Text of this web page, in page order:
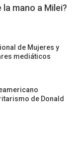
mano a Milei?
de Mujeres y
mediáticos
de Donald